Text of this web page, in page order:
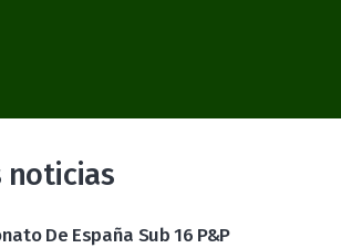
noticias
De España Sub 16 P&P